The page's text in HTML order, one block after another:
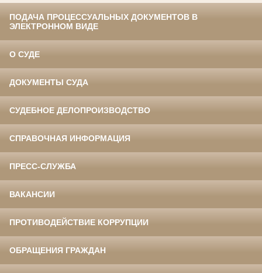
ПОДАЧА ПРОЦЕССУАЛЬНЫХ ДОКУМЕНТОВ В
ЭЛЕКТРОННОМ ВИДЕ
О СУДЕ
ДОКУМЕНТЫ СУДА
СУДЕБНОЕ ДЕЛОПРОИЗВОДСТВО
СПРАВОЧНАЯ ИНФОРМАЦИЯ
ПРЕСС-СЛУЖБА
ВАКАНСИИ
ПРОТИВОДЕЙСТВИЕ КОРРУПЦИИ
ОБРАЩЕНИЯ ГРАЖДАН